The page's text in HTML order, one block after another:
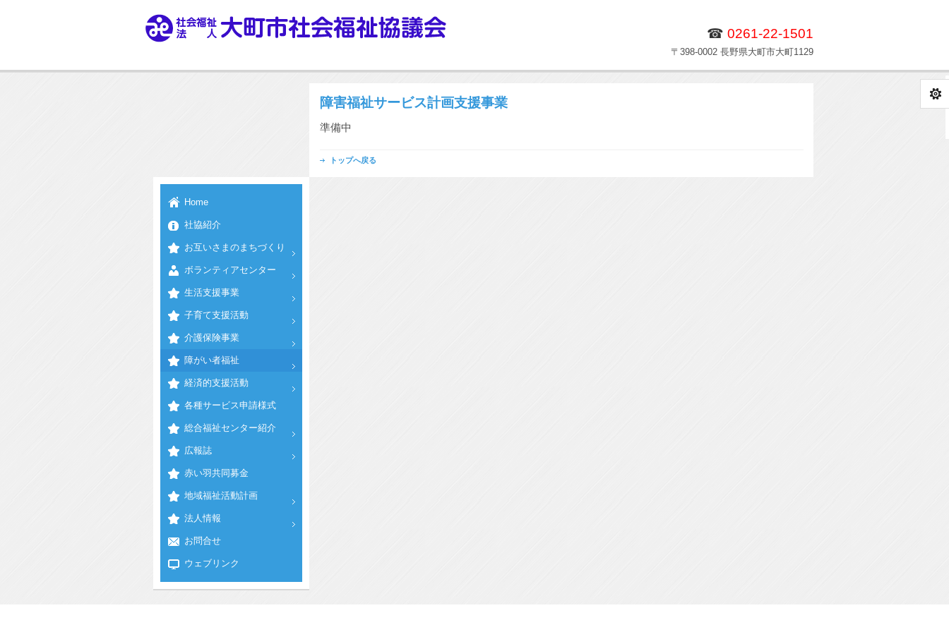
☎ 0261-22-1501
〒398-0002 長野県大町市大町1129
障害福祉サービス計画支援事業
準備中
トップへ戻る
Home
社協紹介
お互いさまのまちづくり
ボランティアセンター
生活支援事業
子育て支援活動
介護保険事業
障がい者福祉
経済的支援活動
各種サービス申請様式
総合福祉センター紹介
広報誌
赤い羽共同募金
地域福祉活動計画
法人情報
お問合せ
ウェブリンク